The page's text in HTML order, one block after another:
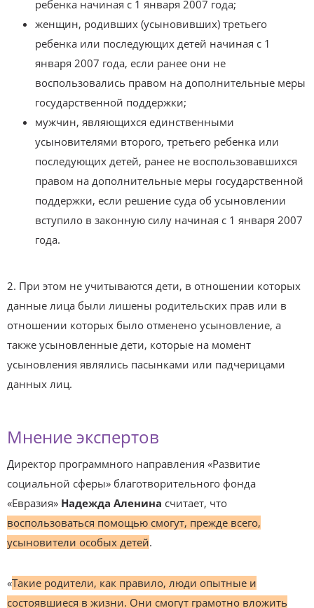
ребенка начиная с 1 января 2007 года;
женщин, родивших (усыновивших) третьего
ребенка или последующих детей начиная с 1
января 2007 года, если ранее они не
воспользовались правом на дополнительные меры
государственной поддержки;
мужчин, являющихся единственными
усыновителями второго, третьего ребенка или
последующих детей, ранее не воспользовавшихся
правом на дополнительные меры государственной
поддержки, если решение суда об усыновлении
вступило в законную силу начиная с 1 января 2007
года.
2. При этом не учитываются дети, в отношении которых
данные лица были лишены родительских прав или в
отношении которых было отменено усыновление, а
также усыновленные дети, которые на момент
усыновления являлись пасынками или падчерицами
данных лиц.
Мнение экспертов
Директор программного направления «Развитие
социальной сферы» благотворительного фонда
«Евразия» Надежда Аленина считает, что
воспользоваться помощью смогут, прежде всего,
усыновители особых детей.
«Такие родители, как правило, люди опытные и
состоявшиеся в жизни. Они смогут грамотно вложить